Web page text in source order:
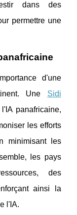
dans des
permettre une
d'une
Une Sidi
panafricaine,
les efforts
minimisant les
les pays
des
ainsi la
l'IA.